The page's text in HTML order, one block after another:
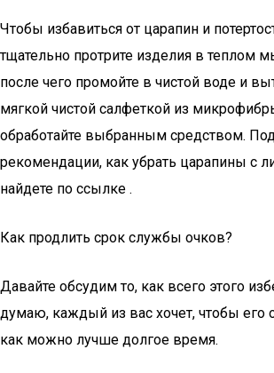
Чтобы избавиться от царапин и
тщательно протрите изделия в теплом
после чего промойте в чистой воде и
мягкой чистой салфеткой из
обработайте выбранным средством.
рекомендации, как убрать царапины с
найдете по ссылке .
Как продлить срок службы очков?
Давайте обсудим то, как всего этого
думаю, каждый из вас хочет, чтобы его
как можно лучше долгое время.